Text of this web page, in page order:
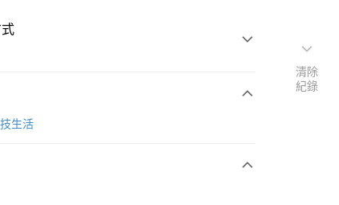
生活
清除
紀錄